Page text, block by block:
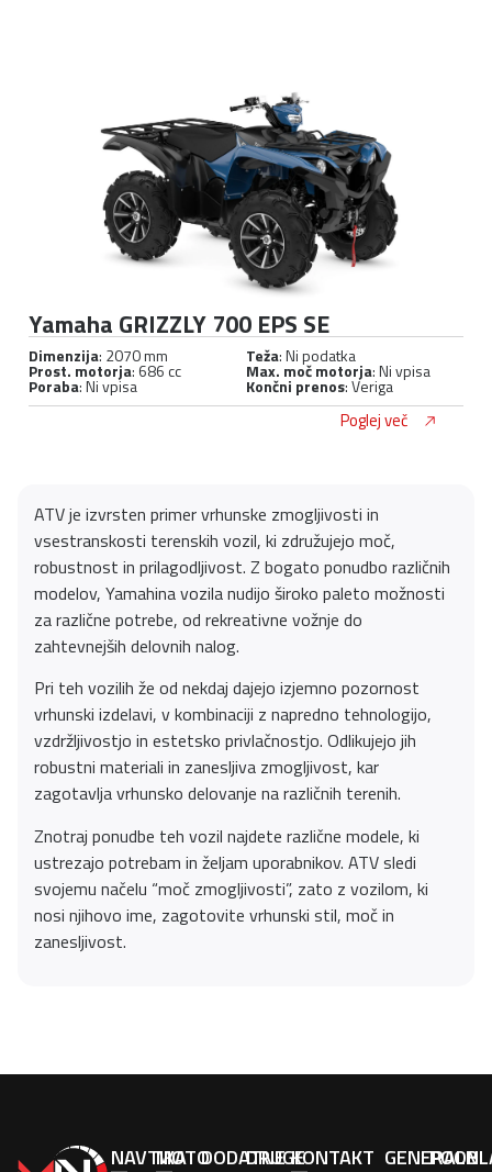
Yamaha GRIZZLY 700 EPS SE
Dimenzija: 2070 mm Teža: Ni podatka
Prost. motorja: 686 cc Max. moč motorja: Ni vpisa
Poraba: Ni vpisa Končni prenos: Veriga
Poglej več
ATV je izvrsten primer vrhunske zmogljivosti in
vsestranskosti terenskih vozil, ki združujejo moč,
robustnost in prilagodljivost. Z bogato ponudbo različnih
modelov, Yamahina vozila nudijo široko paleto možnosti
za različne potrebe, od rekreativne vožnje do
zahtevnejših delovnih nalog.
Pri teh vozilih že od nekdaj dajejo izjemno pozornost
vrhunski izdelavi, v kombinaciji z napredno tehnologijo,
vzdržljivostjo in estetsko privlačnostjo. Odlikujejo jih
robustni materiali in zanesljiva zmogljivost, kar
zagotavlja vrhunsko delovanje na različnih terenih.
Znotraj ponudbe teh vozil najdete različne modele, ki
ustrezajo potrebam in željam uporabnikov. ATV sledi
svojemu načelu “moč zmogljivosti”, zato z vozilom, ki
nosi njihovo ime, zagotovite vrhunski stil, moč in
zanesljivost.
NAVTIKA
MOTODODATNE
DRUGEKONTAKT GENERALNI